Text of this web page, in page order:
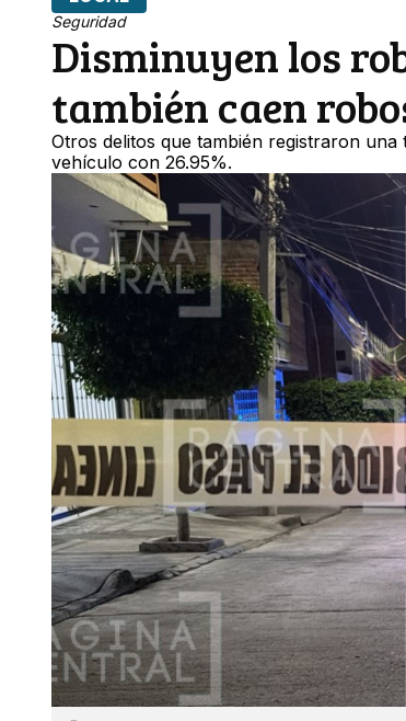
Seguridad
Disminuyen los
también caen
Otros delitos que también registraron
vehículo con 26.95%.